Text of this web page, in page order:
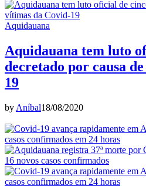
Aquidauana
Aquidauana tem luto
decretado por causa
19
by Aníbal18/08/2020